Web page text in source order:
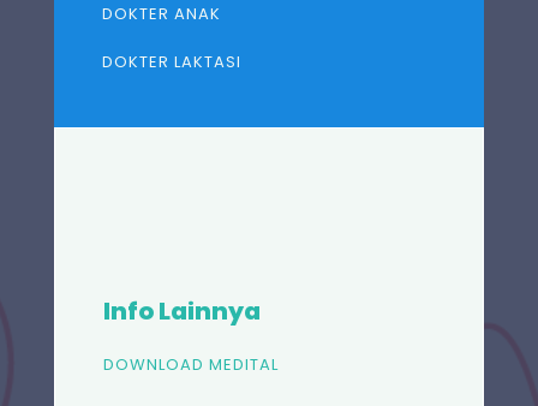
DOKTER ANAK
DOKTER LAKTASI
Info Lainnya
DOWNLOAD MEDITAL